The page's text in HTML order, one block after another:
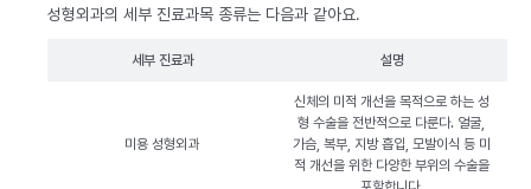
성형외과의 세부 진료과목 종류는 다음과 같아요.
세부 진료과 설명
미용 성형외과
신체의 미적 개선을 목적으로 하는 성
형 수술을 전반적으로 다룬다. 얼굴,
가슴, 복부, 지방 흡입, 모발이식 등 미
적 개선을 위한 다양한 부위의 수술을